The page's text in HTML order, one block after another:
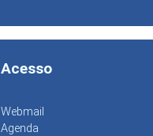
Acesso
Webmail
Agenda